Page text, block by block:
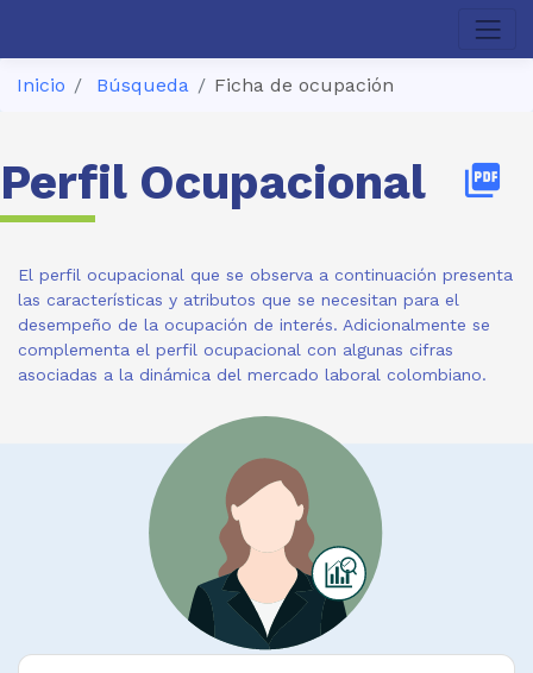
Inicio Búsqueda Ficha de ocupación
Perfil Ocupacional picture_as_pdf
El perfil ocupacional que se observa a continuación presenta
las características y atributos que se necesitan para el
desempeño de la ocupación de interés. Adicionalmente se
complementa el perfil ocupacional con algunas cifras
asociadas a la dinámica del mercado laboral colombiano.